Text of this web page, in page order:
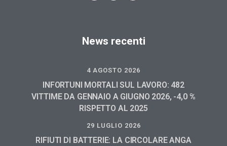
News recenti
4 AGOSTO 2026
INFORTUNI MORTALI SUL LAVORO: 482
VITTIME DA GENNAIO A GIUGNO 2026, -4,0 %
RISPETTO AL 2025
29 LUGLIO 2026
RIFIUTI DI BATTERIE: LA CIRCOLARE ANGA